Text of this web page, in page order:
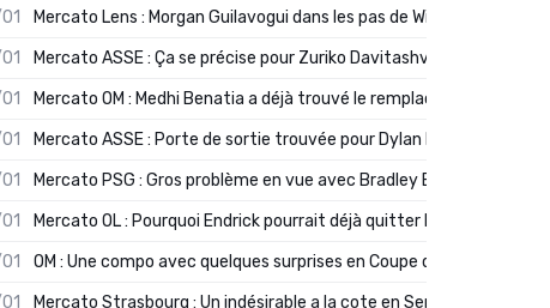
Mercato Lens : Morgan Guilavogui dans les pas de Will Still ?
Mercato ASSE : Ça se précise pour Zuriko Davitashvili
Mercato OM : Medhi Benatia a déjà trouvé le remplaçant de Robinio
Mercato ASSE : Porte de sortie trouvée pour Dylan Batubinsika
Mercato PSG : Gros problème en vue avec Bradley Barcola ?
Mercato OL : Pourquoi Endrick pourrait déjà quitter Lyon en janvier
OM : Une compo avec quelques surprises en Coupe de France
Mercato Strasbourg : Un indésirable a la cote en Serie A